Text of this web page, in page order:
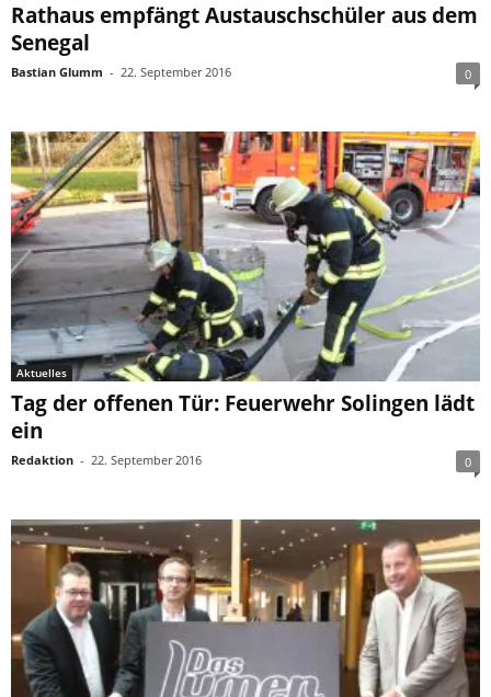
Rathaus empfängt Austauschschüler aus dem
Senegal
Bastian Glumm - 22. September 2016 0
Aktuelles
Tag der offenen Tür: Feuerwehr Solingen lädt
ein
Redaktion - 22. September 2016 0